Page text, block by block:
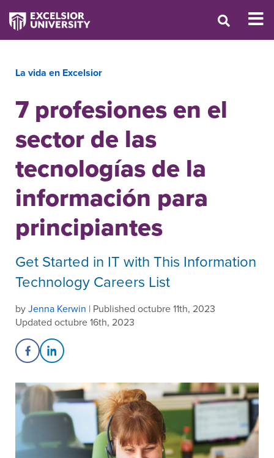
La vida en Excelsior
7 profesiones en el
sector de las
tecnologías de la
información para
principiantes
Get Started in IT with This Information
Technology Careers List
byJenna Kerwin | Published octubre 11th, 2023
Updated octubre 16th, 2023
Share on Facebook
Share on LinkedIn